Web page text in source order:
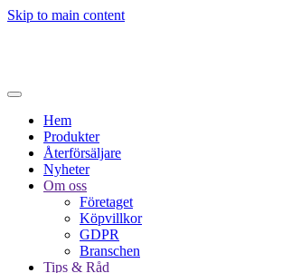
Skip to main content
Hem
Produkter
Återförsäljare
Nyheter
Om oss
Företaget
Köpvillkor
GDPR
Branschen
Tips & Råd